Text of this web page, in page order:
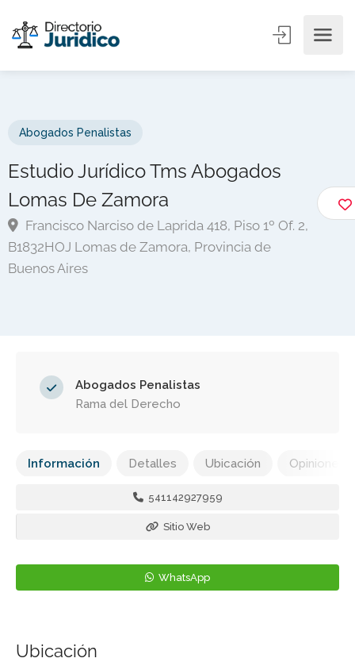
Abogados Penalistas
Estudio Jurídico Tms Abogados
Lomas De Zamora
Francisco Narciso de Laprida 418, Piso 1º Of. 2,
B1832HOJ Lomas de Zamora, Provincia de
Buenos Aires
Abogados Penalistas
Rama del Derecho
Información Detalles Ubicación Opiniones
541142927959
Sitio Web
WhatsApp
Ubicación